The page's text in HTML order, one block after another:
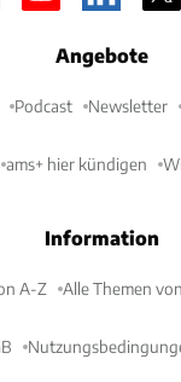
Angebote
Podcast Newsletter
ams+ hier kündigen
Information
A-Z Alle Themen